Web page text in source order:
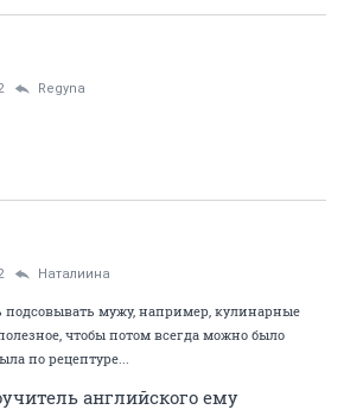
Regyna
Наталиина
подсовывать мужу, например, кулинарные
чтобы потом всегда можно было
по рецептуре...
английского ему